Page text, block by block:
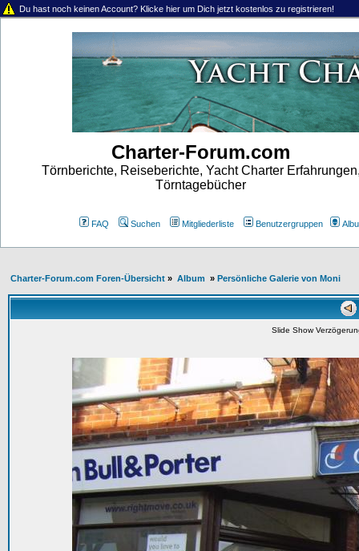
Du hast noch keinen Account? Klicke hier um Dich jetzt kostenlos zu registrieren!
Charter-Forum.com
Törnberichte, Reiseberichte, Yacht Charter
Törntagebücher
FAQ Suchen Mitgliederliste Benutzergruppen
Charter-Forum.com Foren-Übersicht » Album » Persönliche Galerie von Moni
Slide Show